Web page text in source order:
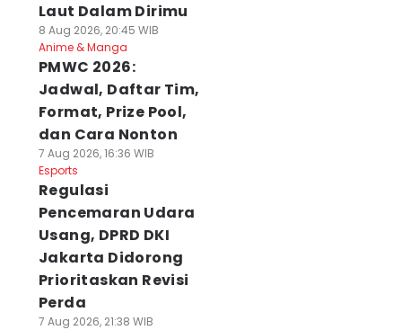
Laut Dalam Dirimu
8 Aug 2026, 20:45 WIB
Anime & Manga
PMWC 2026:
Jadwal, Daftar Tim,
Format, Prize Pool,
dan Cara Nonton
7 Aug 2026, 16:36 WIB
Esports
Regulasi
Pencemaran Udara
Usang, DPRD DKI
Jakarta Didorong
Prioritaskan Revisi
Perda
7 Aug 2026, 21:38 WIB